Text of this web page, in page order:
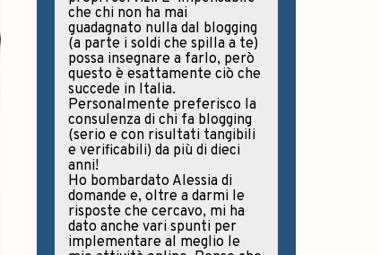
che chi non ha mai
guadagnato nulla dal blogging
(a parte i soldi che spilla a te)
possa insegnare a farlo, però
questo è esattamente ciò che
succede in Italia.
Personalmente preferisco la
consulenza di chi fa blogging
(serio e con risultati tangibili
e verificabili) da più di dieci
anni!
Ho bombardato Alessia di
domande e, oltre a darmi le
risposte che cercavo, mi ha
dato anche vari spunti per
implementare al meglio le